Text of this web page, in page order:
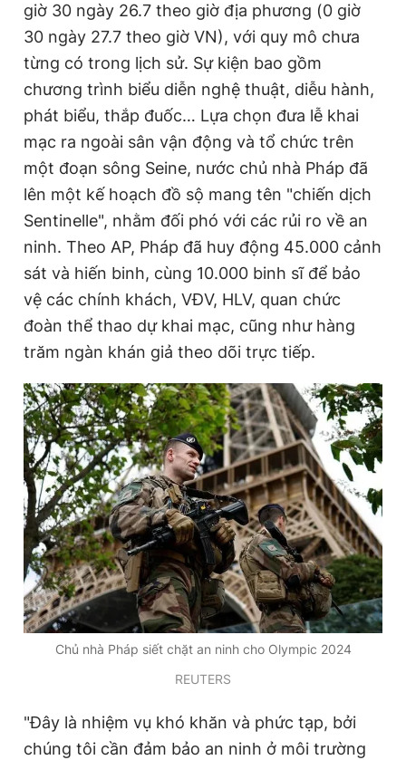
Thông tin tòa soạn Liên hệ quảng cáo
Đọc Thanh Niên trên điện thoại
Theo dõi báo trên
Hotline
0906 645 777
Liên hệ quảng cáo
0908 780 404
Đặt báo Quảng cáo RSS Tòa soạn Chính sách bảo
Tổng biên tập: Nguyễn Ngọc Toàn
Phó tổng biên tập thường trực: Hải Thành
Phó tổng biên tập: Lâm Hiếu Dũng
Phó tổng biên tập: Trần Việt Hưng
Tổng thư ký tòa soạn: Đức Trung
Giấy phép xuất bản số 110/GP - BTTTT cấp ngày 24.3.2020
© 2003-2026 Bản quyền thuộc về Báo Thanh Niên. Cấm sao
chép dưới mọi hình thức nếu không có sự chấp thuận bằng văn
bản. Phát triển bởi ePi Technologies, JSC.
giờ 30 ngày 26.7 theo giờ địa phương (0 giờ
30 ngày 27.7 theo giờ VN), với quy mô chưa
từng có trong lịch sử. Sự kiện bao gồm
chương trình biểu diễn nghệ thuật, diễu hành,
phát biểu, thắp đuốc… Lựa chọn đưa lễ khai
mạc ra ngoài sân vận động và tổ chức trên
một đoạn sông Seine, nước chủ nhà Pháp đã
lên một kế hoạch đồ sộ mang tên "chiến dịch
Sentinelle", nhằm đối phó với các rủi ro về an
ninh. Theo AP, Pháp đã huy động 45.000 cảnh
sát và hiến binh, cùng 10.000 binh sĩ để bảo
vệ các chính khách, VĐV, HLV, quan chức
đoàn thể thao dự khai mạc, cũng như hàng
trăm ngàn khán giả theo dõi trực tiếp.
Chủ nhà Pháp siết chặt an ninh cho Olympic 2024
REUTERS
"Đây là nhiệm vụ khó khăn và phức tạp, bởi
chúng tôi cần đảm bảo an ninh ở môi trường